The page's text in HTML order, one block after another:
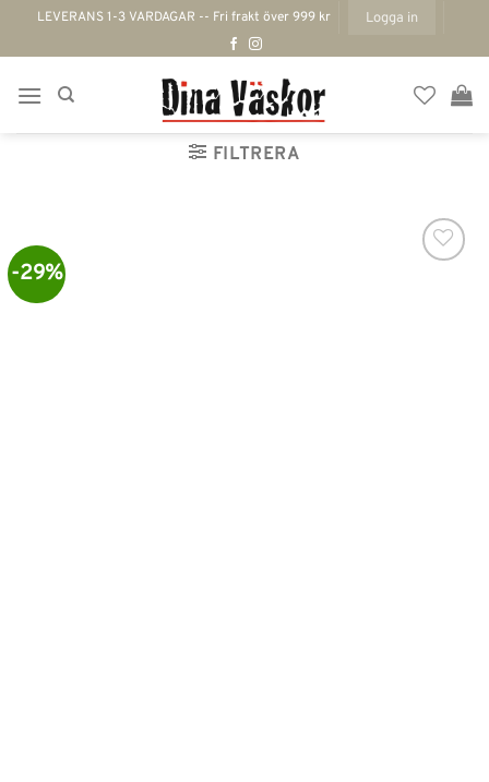
LEVERANS 1-3 VARDAGAR -- Fri frakt över 999 kr Logga in
FILTRERA
-29%